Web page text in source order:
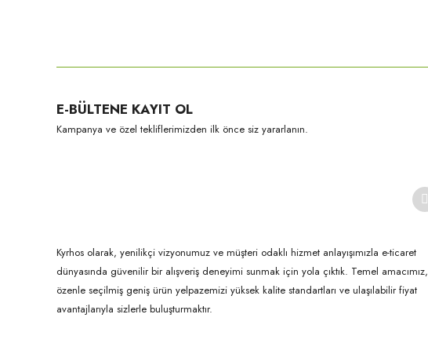
Ürün açıklamasında eksik bilgiler bulunuyor.
Ürün bilgilerinde hatalar bulunuyor.
E-BÜLTENE KAYIT OL
Kampanya ve özel tekliflerimizden ilk önce siz yararlanın.
Kyrhos olarak, yenilikçi vizyonumuz ve müşteri odaklı hizmet anlayışımızla e-ticaret
dünyasında güvenilir bir alışveriş deneyimi sunmak için yola çıktık. Temel amacımız,
özenle seçilmiş geniş ürün yelpazemizi yüksek kalite standartları ve ulaşılabilir fiyat
avantajlarıyla sizlerle buluşturmaktır.